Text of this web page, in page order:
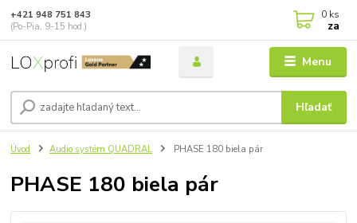
Menu
Hľadať
+421 948 751 843
(Po-Pia, 9-15 hod.)
0 ks
za
Úvod Audio systém QUADRAL PHASE 180 biela pár
PHASE 180 biela pár